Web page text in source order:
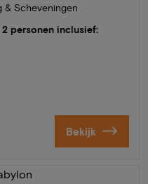
& Scheveningen
personen inclusief:
Bekijk